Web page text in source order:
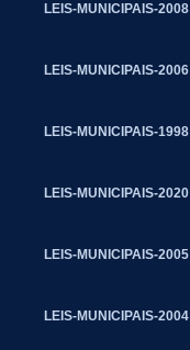
LEIS-MUNICIPAIS-2008
LEIS-MUNICIPAIS-2006
LEIS-MUNICIPAIS-1998
LEIS-MUNICIPAIS-2020
LEIS-MUNICIPAIS-2005
LEIS-MUNICIPAIS-2004